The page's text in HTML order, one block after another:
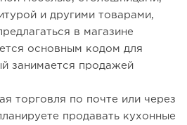
и другими товарами,
в магазине
основным кодом для
занимается продажей
торговля по почте или через
продавать кухонные